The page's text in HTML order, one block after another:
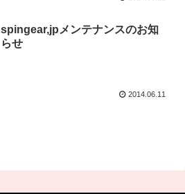
spingear,jpメンテナンスのお知
らせ
2014.06.11